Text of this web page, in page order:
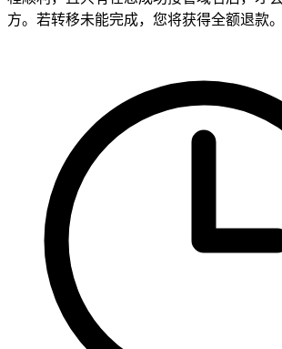
方。若转移未能完成，您将获得全额退款。